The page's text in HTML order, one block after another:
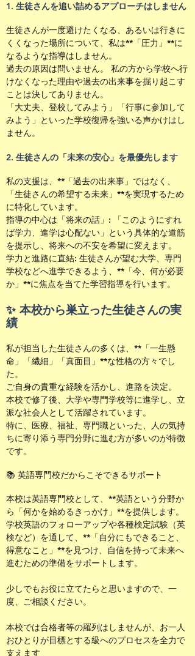
1. 生徒さんを追い詰めるアプローチはしません
生徒さんが一度避けたくなる、あるいは行きに
くくなった場所について、私は**「圧力」**に
なるような指導はしません。
過去の原因は問いません。 私の方から学校へ行
けなくなった理由や過去の出来事を掘り起こす
ことは決してありません。
「大丈夫、登校してみよう」「行事に参加して
みよう」といった学校復帰を強いる声かけはし
ません。
2. 生徒さんの「未来の安心」を最優先します
私の支援は、**「過去の出来事」ではなく、
「生徒さんの希望する未来」**を実現するため
に特化しています。
指導の中心は「将来の話」: 「このようにすれ
ば学力、進学は心配ない」という具体的な道筋
を提示し、将来への不安を希望に変えます。
学力と進路に直結: 生徒さんが望む大学、専門
学校などへ進学できるよう、**「今、何が必要
か」**に焦点を当てた学習指導を行います。
✨ 本校から巣立った生徒さんの実
績
私が担当した生徒さんの多くは、**「一生懸
命」「繊細」「真面目」**な性格の方々でし
た。
ご自身の貴重な経験を活かし、進路を決定。
本校で修了後、大学や専門学校等に進学し、立
派な社会人として活躍されています。
特に、医療、福祉、専門職といった、人の気持
ちに寄り添う専門分野に進む方が多いのが特徴
です。
📚 英語専門校だからこそできるサポート
本校は英語専門校として、**英語という分野か
ら「何かを始めるきっかけ」**を提供します。
学校英語のフォローアップや各種検定試験（英
検など）を通して、**「自分にもできること、
得意なこと」**を見つけ、自信を持って未来へ
進むための準備をサポートします。
少しでもお役に立てたらと思いますので、一
度、ご相談ください。
本校では合格者等の羅列はしませんが、お一人
おひとりが目標とする級へのプロセスを全力で
支えます